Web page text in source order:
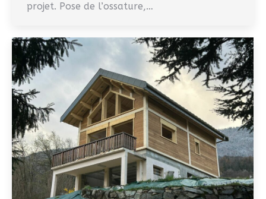
projet. Pose de l’ossature,…